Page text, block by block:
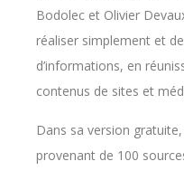
Bodolec et Olivier
réaliser simplement et
d’informations, en
contenus de sites et
Dans sa version
provenant de 100